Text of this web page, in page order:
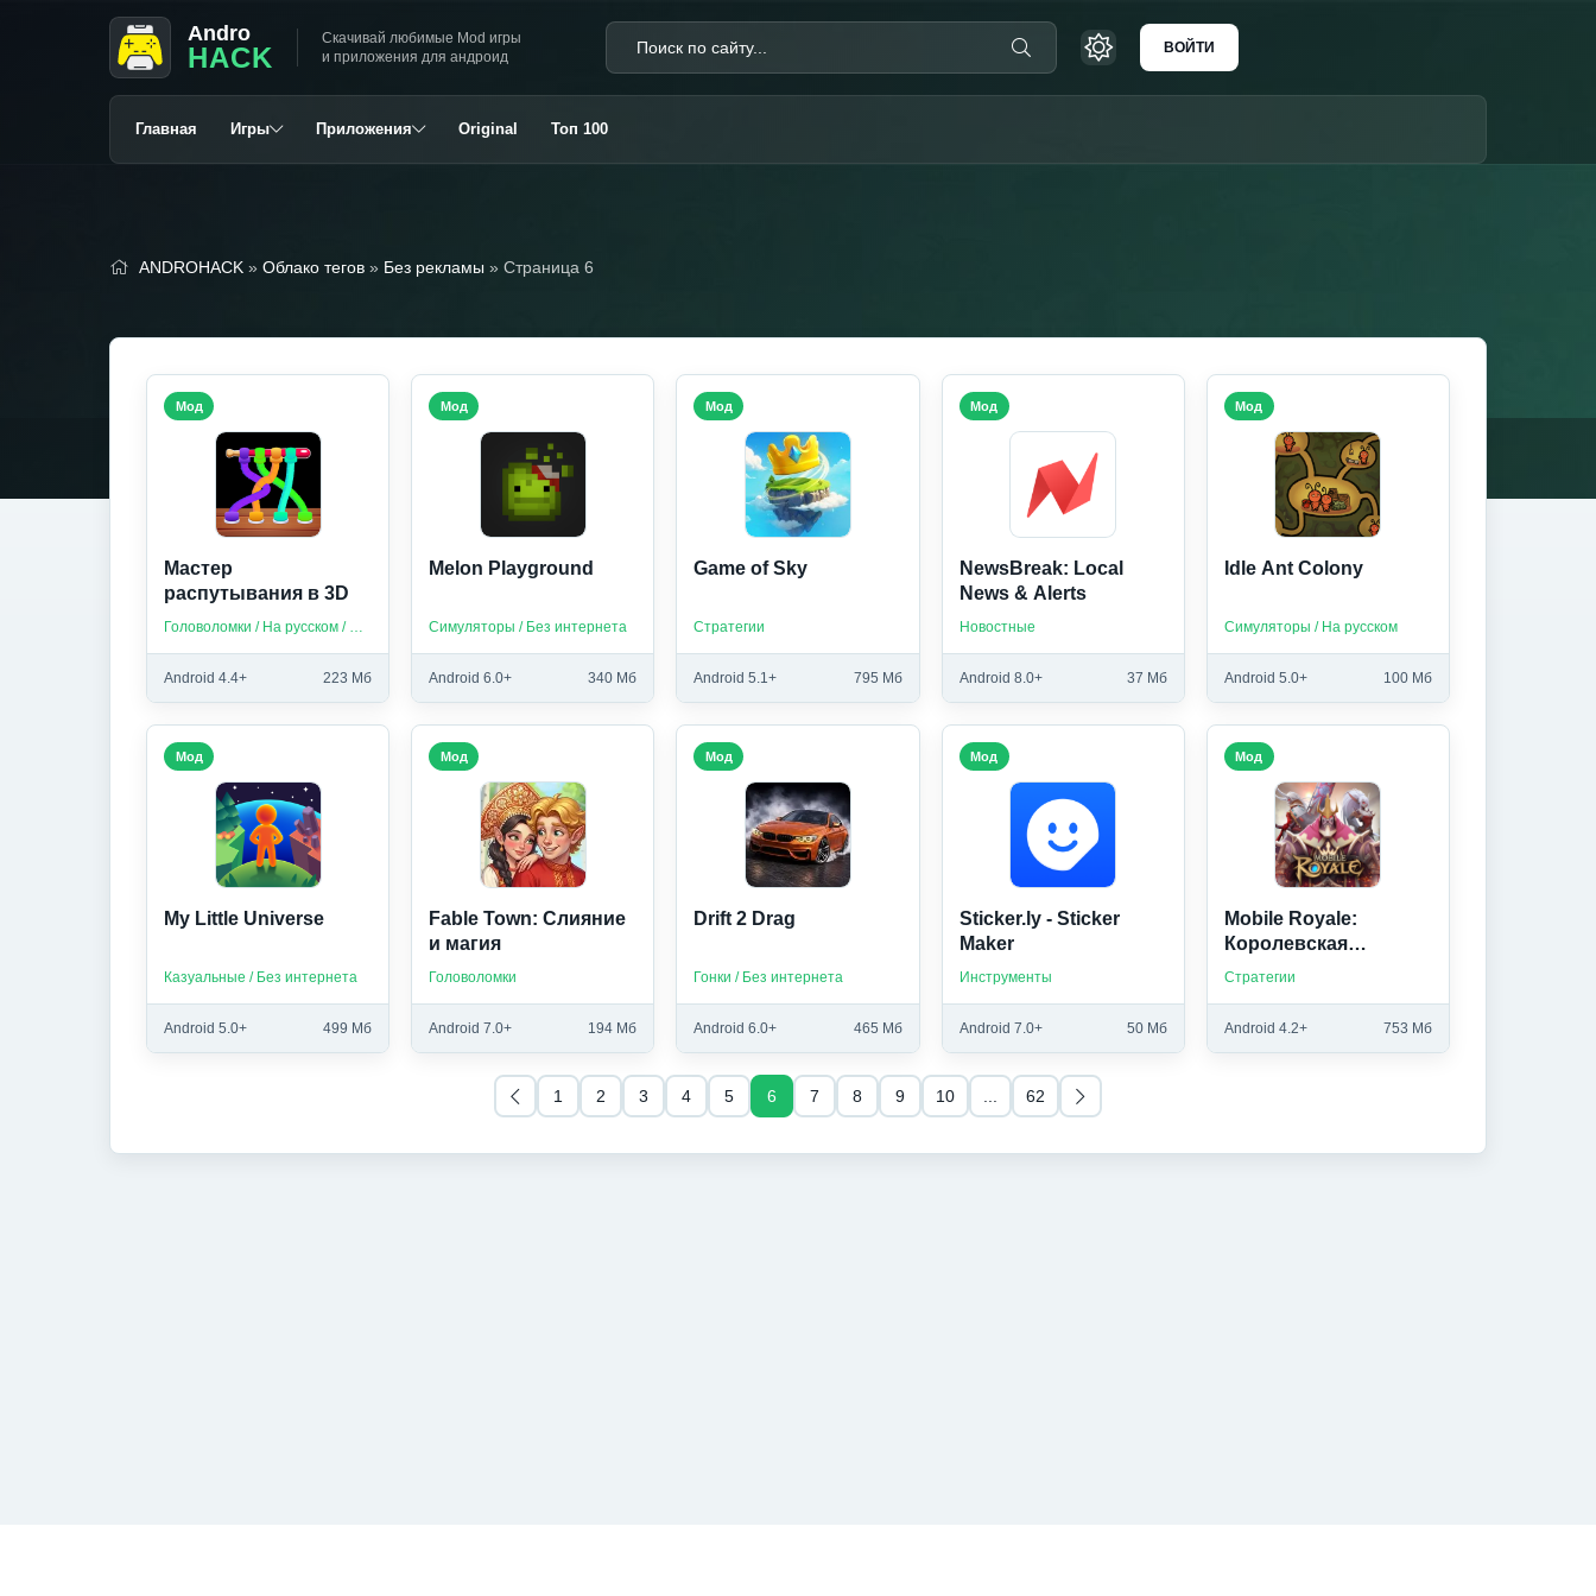
Andro
HACK
Скачивай любимые Mod игры
и приложения для андроид
ВОЙТИ
Главная Игры Приложения Original Топ 100
ANDROHACK » Облако тегов » Без рекламы » Страница 6
Мастер
распутывания в 3D
Головоломки / На русском / Без интернета
Android 4.4+ 223 Мб
Мод
Melon Playground
Симуляторы / Без интернета
Android 6.0+ 340 Мб
Мод
Game of Sky
Стратегии
Android 5.1+ 795 Мб
Мод
NewsBreak: Local
News & Alerts
Новостные
Android 8.0+ 37 Мб
Мод
Idle Ant Colony
Симуляторы / На русском
Android 5.0+ 100 Мб
Мод
My Little Universe
Казуальные / Без интернета
Android 5.0+ 499 Мб
Мод
Fable Town: Слияние
и магия
Головоломки
Android 7.0+ 194 Мб
Мод
Drift 2 Drag
Гонки / Без интернета
Android 6.0+ 465 Мб
Мод
Sticker.ly - Sticker
Maker
Инструменты
Android 7.0+ 50 Мб
Мод
Mobile Royale:
Королевская
Стратегия
Стратегии
Android 4.2+ 753 Мб
Мод
1 2 3 4 5 6 7 8 9 10 62